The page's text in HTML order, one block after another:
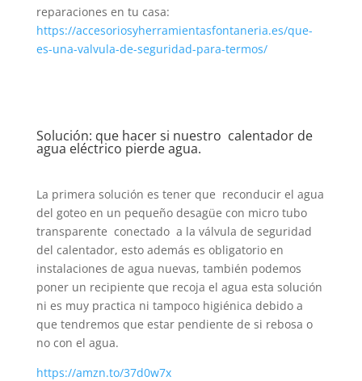
reparaciones en tu casa:
https://accesoriosyherramientasfontaneria.es/que-
es-una-valvula-de-seguridad-para-termos/
Solución: que hacer si nuestro calentador de
agua eléctrico pierde agua.
La primera solución es tener que reconducir el agua
del goteo en un pequeño desagüe con micro tubo
transparente conectado a la válvula de seguridad
del calentador, esto además es obligatorio en
instalaciones de agua nuevas, también podemos
poner un recipiente que recoja el agua esta solución
ni es muy practica ni tampoco higiénica debido a
que tendremos que estar pendiente de si rebosa o
no con el agua.
https://amzn.to/37d0w7x